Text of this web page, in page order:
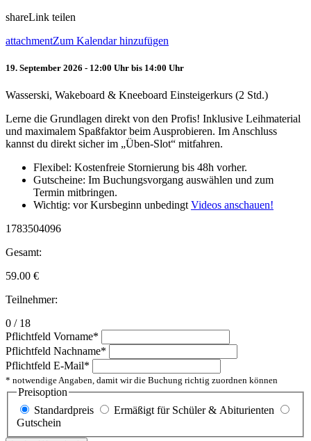
shareLink teilen
attachmentZum Kalendar hinzufügen
19. September 2026 - 12:00 Uhr bis 14:00 Uhr
Wasserski, Wakeboard & Kneeboard Einsteigerkurs (2 Std.)
Lerne die Grundlagen direkt von den Profis! Inklusive Leihmaterial
und maximalem Spaßfaktor beim Ausprobieren. Im Anschluss
kannst du direkt sicher im „Üben-Slot“ mitfahren.
Flexibel: Kostenfreie Stornierung bis 48h vorher.
Gutscheine: Im Buchungsvorgang auswählen und zum
Termin mitbringen.
Wichtig: vor Kursbeginn unbedingtVideos anschauen!
1783504096
Gesamt:
59.00 €
Teilnehmer:
0 / 18
Pflichtfeld Vorname*
Pflichtfeld Nachname*
Pflichtfeld E-Mail*
* notwendige Angaben, damit wir die Buchung richtig zuordnen können
Preisoption
Standardpreis
Ermäßigt für Schüler & Abiturienten
Gutschein